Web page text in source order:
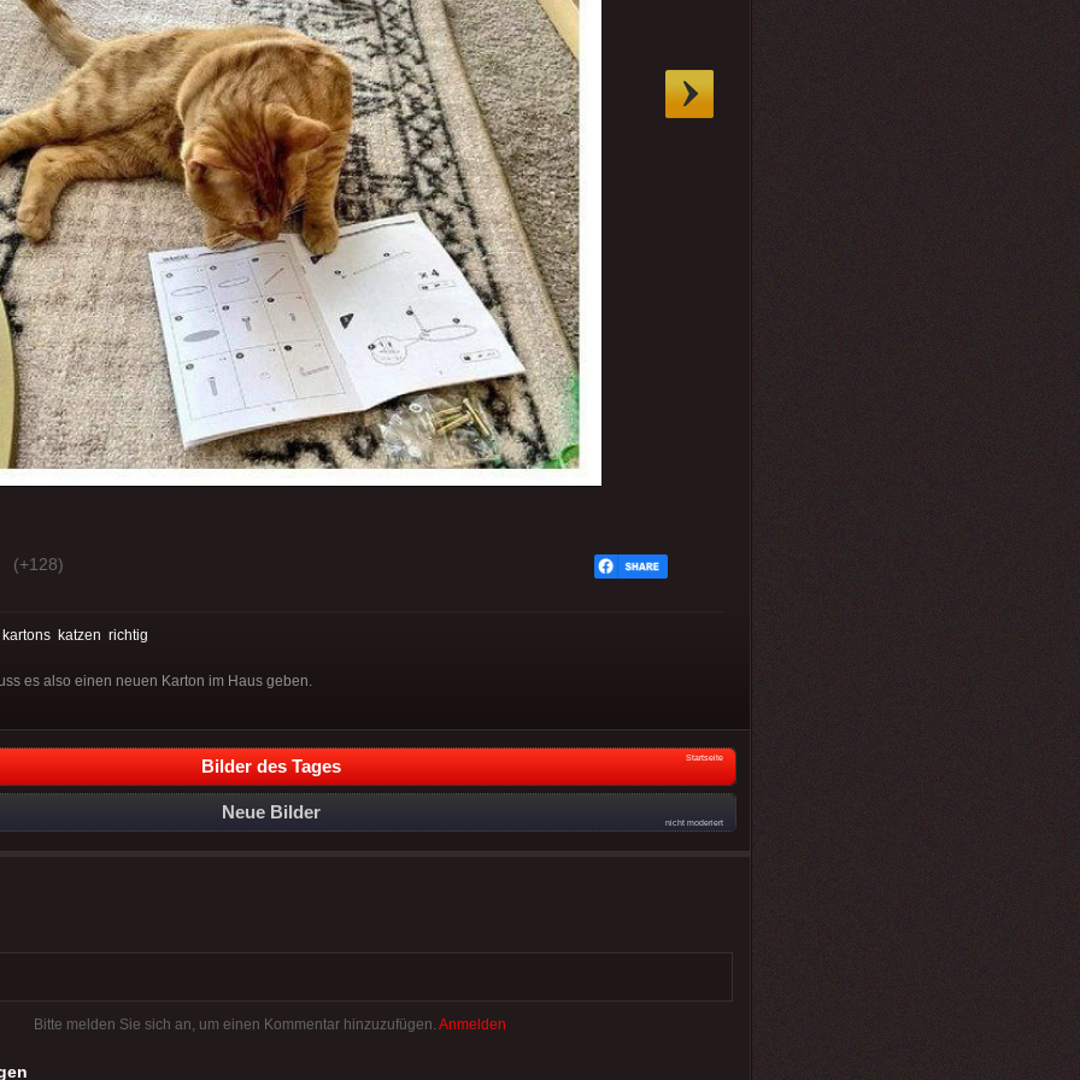
(+128)
kartons katzen richtig
es also einen neuen Karton im Haus geben.
Bilder des Tages Startseite
Neue Bilder
nicht moderiert
Bitte melden Sie sich an, um einen Kommentar hinzuzufügen. Anmelden